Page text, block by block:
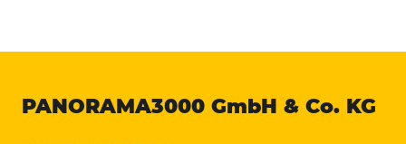
PANORAMA3000 GmbH & Co. KG